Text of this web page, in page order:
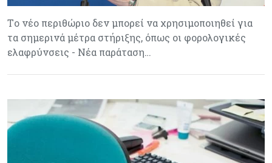
Tο νέο περιθώριο δεν μπορεί να χρησιμοποιηθεί για
τα σημερινά μέτρα στήριξης, όπως οι φορολογικές
ελαφρύνσεις - Νέα παράταση…